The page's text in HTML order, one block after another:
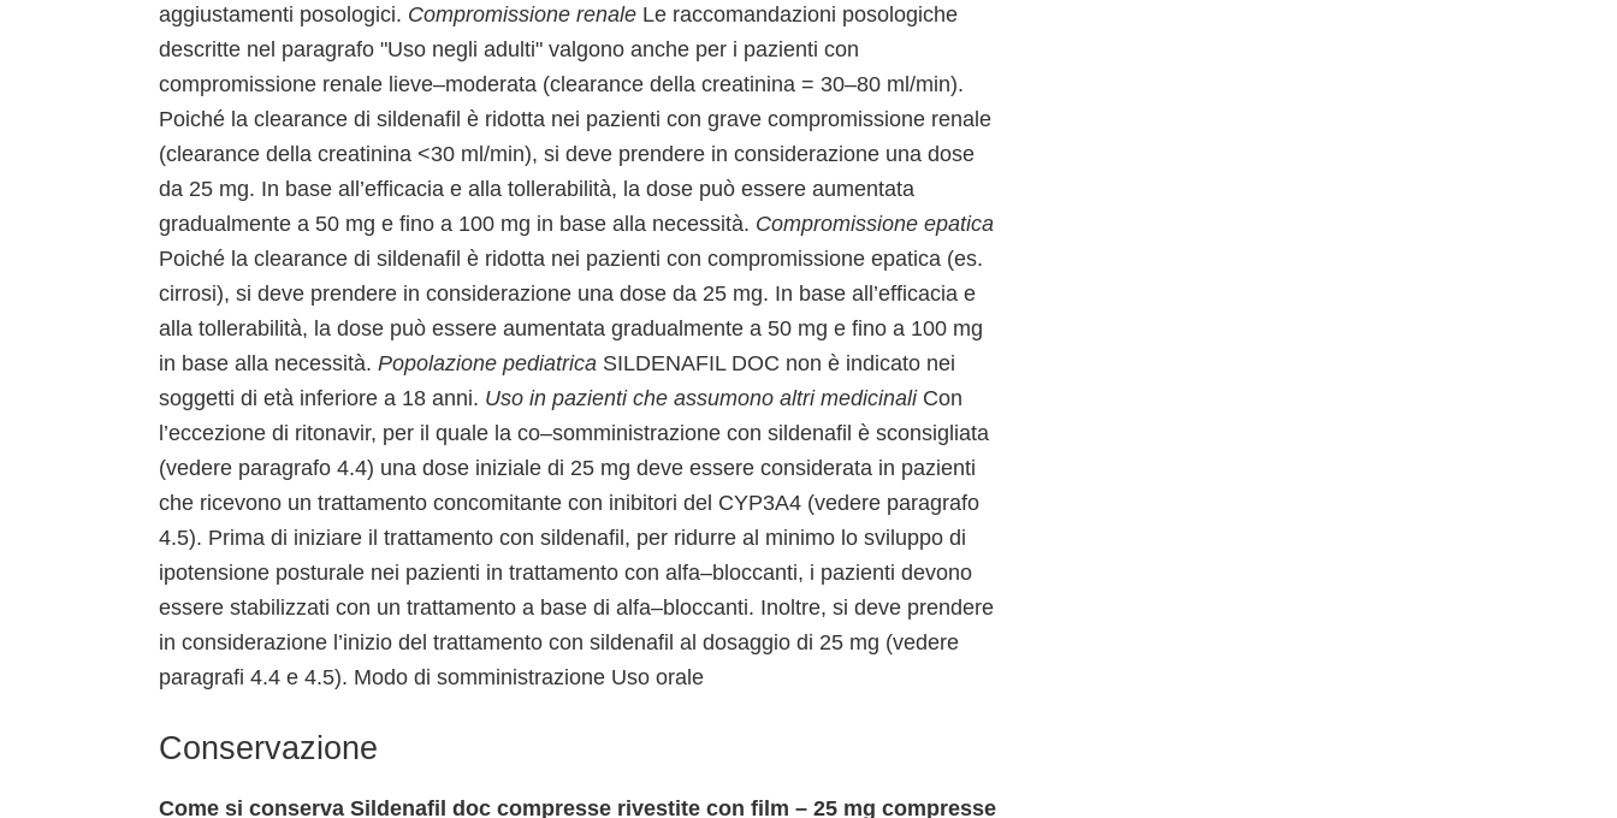
aggiustamenti posologici. Compromissione renale Le raccomandazioni posologiche
descritte nel paragrafo "Uso negli adulti" valgono anche per i pazienti con
compromissione renale lieve–moderata (clearance della creatinina = 30–80 ml/min).
Poiché la clearance di sildenafil è ridotta nei pazienti con grave compromissione renale
(clearance della creatinina <30 ml/min), si deve prendere in considerazione una dose
da 25 mg. In base all’efficacia e alla tollerabilità, la dose può essere aumentata
gradualmente a 50 mg e fino a 100 mg in base alla necessità. Compromissione epatica
Poiché la clearance di sildenafil è ridotta nei pazienti con compromissione epatica (es.
cirrosi), si deve prendere in considerazione una dose da 25 mg. In base all’efficacia e
alla tollerabilità, la dose può essere aumentata gradualmente a 50 mg e fino a 100 mg
in base alla necessità. Popolazione pediatrica SILDENAFIL DOC non è indicato nei
soggetti di età inferiore a 18 anni. Uso in pazienti che assumono altri medicinali Con
l’eccezione di ritonavir, per il quale la co–somministrazione con sildenafil è sconsigliata
(vedere paragrafo 4.4) una dose iniziale di 25 mg deve essere considerata in pazienti
che ricevono un trattamento concomitante con inibitori del CYP3A4 (vedere paragrafo
4.5). Prima di iniziare il trattamento con sildenafil, per ridurre al minimo lo sviluppo di
ipotensione posturale nei pazienti in trattamento con alfa–bloccanti, i pazienti devono
essere stabilizzati con un trattamento a base di alfa–bloccanti. Inoltre, si deve prendere
in considerazione l’inizio del trattamento con sildenafil al dosaggio di 25 mg (vedere
paragrafi 4.4 e 4.5). Modo di somministrazione Uso orale
Conservazione
Come si conserva Sildenafil doc compresse rivestite con film – 25 mg compresse